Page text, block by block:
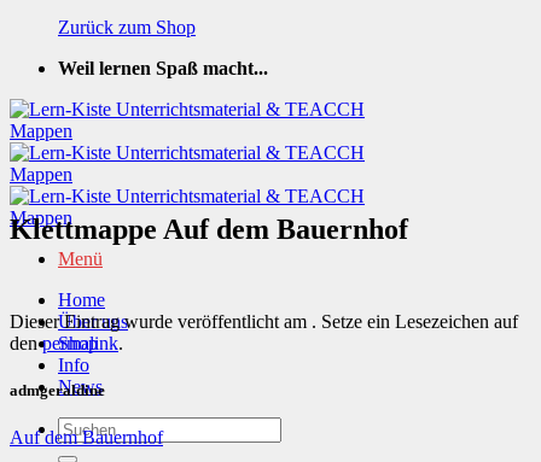
Zurück zum Shop
Weil lernen Spaß macht...
Menü
Home
Über uns
Shop
Info
News
Suchen
nach:
Klettmappe Auf dem Bauernhof
Dieser Eintrag wurde veröffentlicht am . Setze ein Lesezeichen auf
denpermalink.
admgeraldine
Auf dem Bauernhof